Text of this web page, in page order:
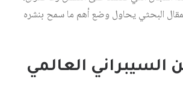
البحثي يحاول وضع أهم ما سمح بنشره
السيبراني العالمي